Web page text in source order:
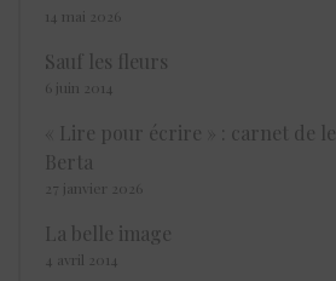
14 mai 2026
Sauf les fleurs
6 juin 2014
« Lire pour écrire » : carnet de
Berta
27 janvier 2026
La belle image
4 avril 2014